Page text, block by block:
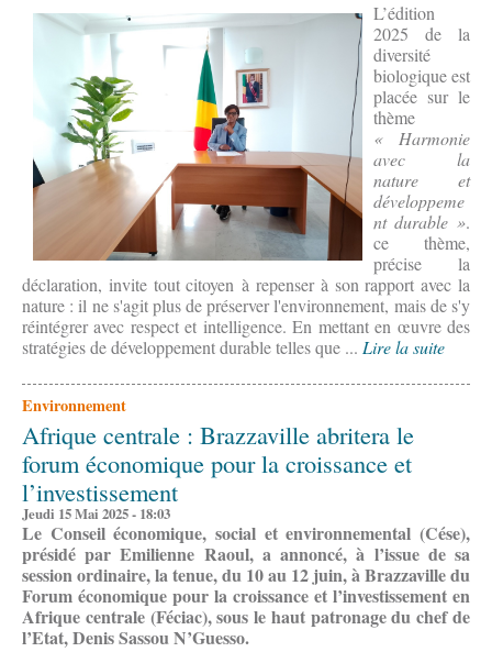
L’édition
2025 de la
diversité
biologique est
placée sur le
thème
« Harmonie
avec la
nature et
développeme
nt durable ».
ce thème,
précise la
déclaration, invite tout citoyen à repenser à son rapport avec la
nature : il ne s'agit plus de préserver l'environnement, mais de s'y
réintégrer avec respect et intelligence. En mettant en œuvre des
stratégies de développement durable telles que ... Lire la suite
Environnement
Afrique centrale : Brazzaville abritera le
forum économique pour la croissance et
l’investissement
Jeudi 15 Mai 2025 - 18:03
Le Conseil économique, social et environnemental (Cése),
présidé par Emilienne Raoul, a annoncé, à l’issue de sa
session ordinaire, la tenue, du 10 au 12 juin, à Brazzaville du
Forum économique pour la croissance et l’investissement en
Afrique centrale (Féciac), sous le haut patronage du chef de
l’Etat, Denis Sassou N’Guesso.